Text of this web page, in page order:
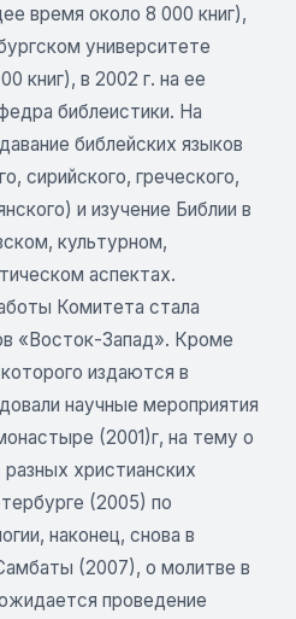
время около 8 000 книг),
университете
книг), в 2002 г. на ее
библеистики. На
библейских языков
сирийского, греческого,
и изучение Библии в
культурном,
аспектах.
Комитета стала
«Восток-Запад». Кроме
издаются в
научные мероприятия
(2001)г, на тему о
христианских
(2005) по
наконец, снова в
(2007), о молитве в
проведение